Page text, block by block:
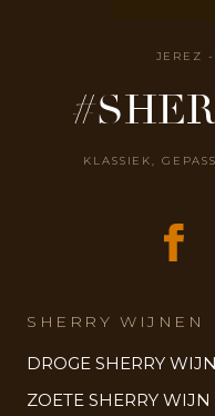
JEREZ -
KLASSIEK,
SHERRY WIJNEN
DROGE SHERRY
ZOETE SHERRY WIJN